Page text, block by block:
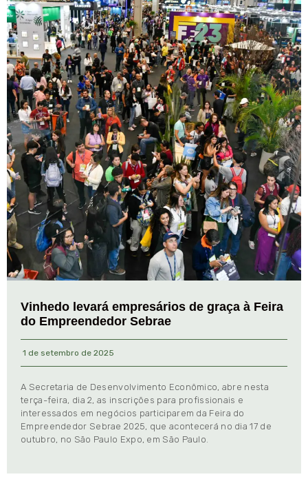
Vinhedo levará empresários de graça à Feira
do Empreendedor Sebrae
1 de setembro de 2025
A Secretaria de Desenvolvimento Econômico, abre nesta
terça-feira, dia 2, as inscrições para profissionais e
interessados em negócios participarem da Feira do
Empreendedor Sebrae 2025, que acontecerá no dia 17 de
outubro, no São Paulo Expo, em São Paulo.